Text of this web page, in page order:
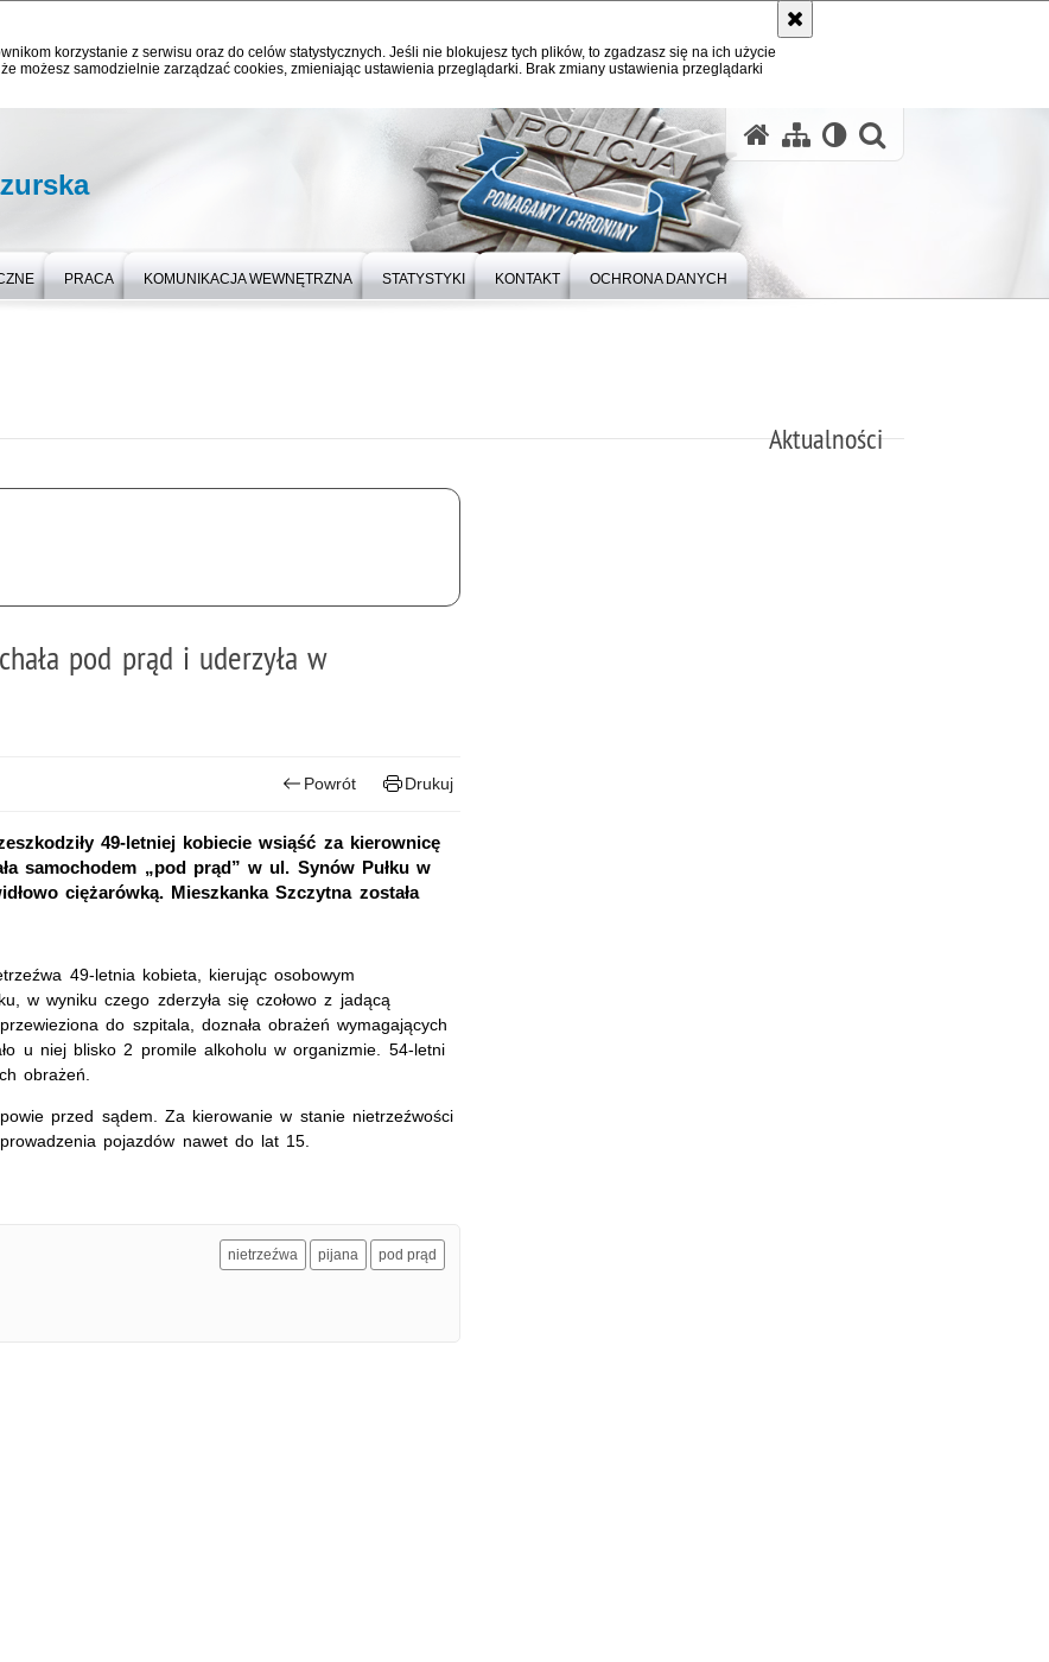
korzystanie z serwisu oraz do celów statystycznych. Jeśli nie blokujesz tych plików, to zgadzasz się na ich użycie
możesz samodzielnie zarządzać cookies, zmieniając ustawienia przeglądarki. Brak zmiany ustawienia przeglądarki
PRACA KOMUNIKACJA WEWNĘTRZNA STATYSTYKI KONTAKT OCHRONA DANYCH
Aktualności
pod prąd i uderzyła w
Powrót Drukuj
49-letniej kobiecie wsiąść za kierownicę
samochodem „pod prąd” w ul. Synów Pułku w
ciężarówką. Mieszkanka Szczytna została
49-letnia kobieta, kierując osobowym
w wyniku czego zderzyła się czołowo z jadącą
do szpitala, doznała obrażeń wymagających
u niej blisko 2 promile alkoholu w organizmie. 54-letni
obrażeń.
przed sądem. Za kierowanie w stanie nietrzeźwości
pojazdów nawet do lat 15.
nietrzeźwa pijana pod prąd